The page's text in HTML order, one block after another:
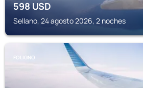
598USD
Sellano, 24 agosto 2026, 2 noches
FOLIGNO